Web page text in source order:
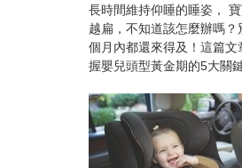
長時間維持仰睡的睡姿，
越扁，不知道該怎麼辦嗎？
個月內都還來得及！這篇文
握嬰兒頭型黃金期的5大關
圓的漂亮頭型。